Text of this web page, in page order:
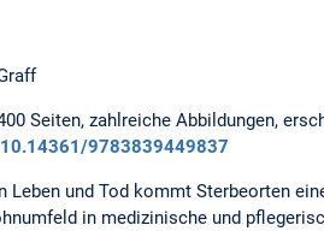
Seiten, zahlreiche Abbildungen,
10.14361/9783839449837
und Tod kommt Sterbeorten
in medizinische und